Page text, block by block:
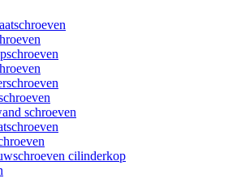
schroeven
cilinderkop